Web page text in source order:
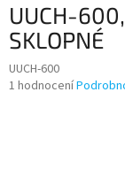
UUCH-
SKLOPNÉ
UUCH-600
Průměrné
1 hodnocení